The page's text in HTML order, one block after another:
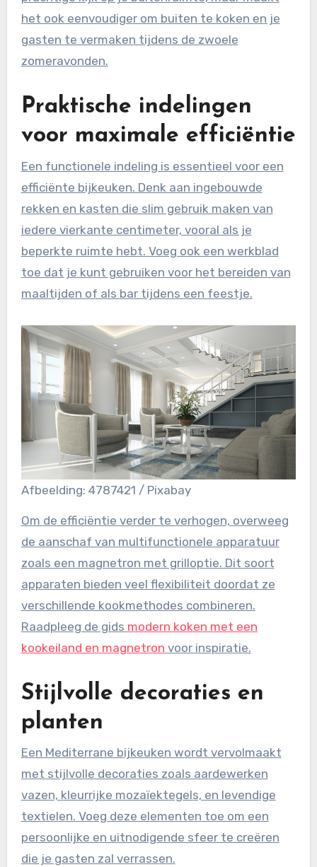
het ook eenvoudiger om buiten te koken en je
gasten te vermaken tijdens de zwoele
zomeravonden.
Praktische indelingen
voor maximale efficiëntie
Een functionele indeling is essentieel voor een
efficiënte bijkeuken. Denk aan ingebouwde
rekken en kasten die slim gebruik maken van
iedere vierkante centimeter, vooral als je
beperkte ruimte hebt. Voeg ook een werkblad
toe dat je kunt gebruiken voor het bereiden van
maaltijden of als bar tijdens een feestje.
Afbeelding: 4787421 / Pixabay
Om de efficiëntie verder te verhogen, overweeg
de aanschaf van multifunctionele apparatuur
zoals een magnetron met grilloptie. Dit soort
apparaten bieden veel flexibiliteit doordat ze
verschillende kookmethodes combineren.
Raadpleeg de gids modern koken met een
kookeiland en magnetron voor inspiratie.
Stijlvolle decoraties en
planten
Een Mediterrane bijkeuken wordt vervolmaakt
met stijlvolle decoraties zoals aardewerken
vazen, kleurrijke mozaïektegels, en levendige
textielen. Voeg deze elementen toe om een
persoonlijke en uitnodigende sfeer te creëren
die je gasten zal verrassen.